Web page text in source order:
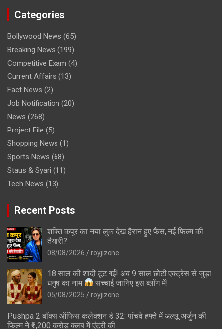
Categories
Bollywood News (65)
Breaking News (199)
Competitive Exam (4)
Current Affairs (13)
Fact News (2)
Job Notification (20)
News (268)
Project File (5)
Shopping News (1)
Sports News (68)
Staus & Syari (11)
Tech News (13)
Recent Posts
शक्ति कपूर का नया लुक देख हैरान हुए फैंस, नई फिल्म की
तैयारी?
08/08/2026 royjizone
18 साल की शादी टूट गई! अब 9 साल छोटी एक्ट्रेस से जुड़ा
धनुष का नाम
सच्चाई जानिए इस ब्लॉग में!
05/08/2025 royjizone
Pushpa 2 बॉक्स ऑफिस कलेक्शन डे 32: पांचवे हफ्ते में अल्लू अर्जुन की
फिल्म ने ₹1,200 करोड़ क्लब में एंट्री की